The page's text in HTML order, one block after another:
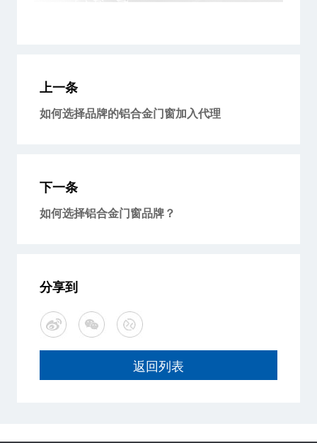
上一条
如何选择品牌的铝合金门窗加入代理
下一条
如何选择铝合金门窗品牌？
分享到
返回列表